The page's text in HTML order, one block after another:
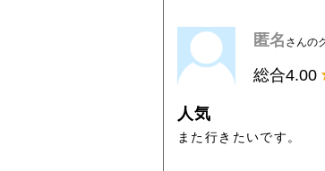
匿名 さんの
総合4.00
人気
また行きたいです。